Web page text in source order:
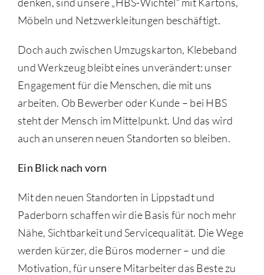
Möbeln und Netzwerkleitungen beschäftigt.
Doch auch zwischen Umzugskarton, Klebeband
und Werkzeug bleibt eines unverändert: unser
Engagement für die Menschen, die mit uns
arbeiten. Ob Bewerber oder Kunde – bei HBS
steht der Mensch im Mittelpunkt. Und das wird
auch an unseren neuen Standorten so bleiben.
Ein Blick nach vorn
Mit den neuen Standorten in Lippstadt und
Paderborn schaffen wir die Basis für noch mehr
Nähe, Sichtbarkeit und Servicequalität. Die Wege
werden kürzer, die Büros moderner – und die
Motivation, für unsere Mitarbeiter das Beste zu